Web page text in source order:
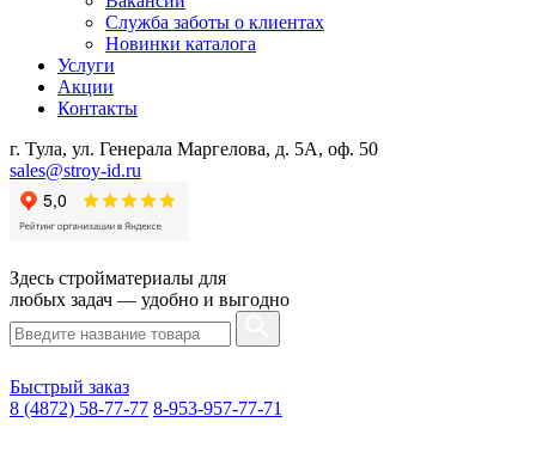
Служба заботы о клиентах
Новинки каталога
Услуги
Акции
Контакты
г. Тула, ул. Генерала Маргелова, д. 5А, оф. 50
sales@stroy-id.ru
Здесь стройматериалы для
любых задач — удобно и выгодно
Быстрый заказ
8 (4872) 58-77-77 8-953-957-77-71